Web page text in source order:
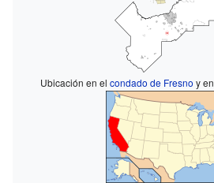
Ubicación en el condado de Fresno y